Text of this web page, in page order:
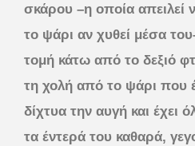
σκάρου –η οποία απειλεί
το ψάρι αν χυθεί μέσα
τομή κάτω από το δεξιό
τη χολή από το ψάρι που
δίχτυα την αυγή και έχει
τα έντερά του καθαρά,